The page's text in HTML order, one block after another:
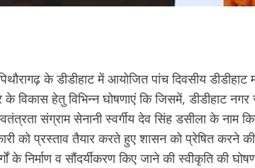
के डीडीहाट में आयोजित पांच दिवसीय
विकास हेतु विभिन्न घोषणाएं कि जिसमें, डीडीहाट
संग्राम सेनानी स्वर्गीय देव सिंह डसीला के नाम
को प्रस्ताव तैयार करते हुए शासन को प्रेषित करने
निर्माण व सौंदर्यीकरण किए जाने की स्वीकृति की